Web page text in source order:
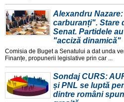
Alexandru
carburanți". Stare
Senat. Partidele
"acciză dinamică"
Comisia de Buget a Senatului a dat unda
Finanțe, propunerii legislative prin car ...
Sondaj CURS:
și PNL se luptă
dintre români